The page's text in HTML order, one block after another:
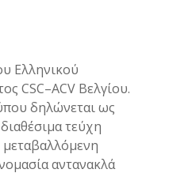
Ελληνικού
CSC–ACV Βελγίου.
δηλώνεται ως
τεύχη
αντανακλά